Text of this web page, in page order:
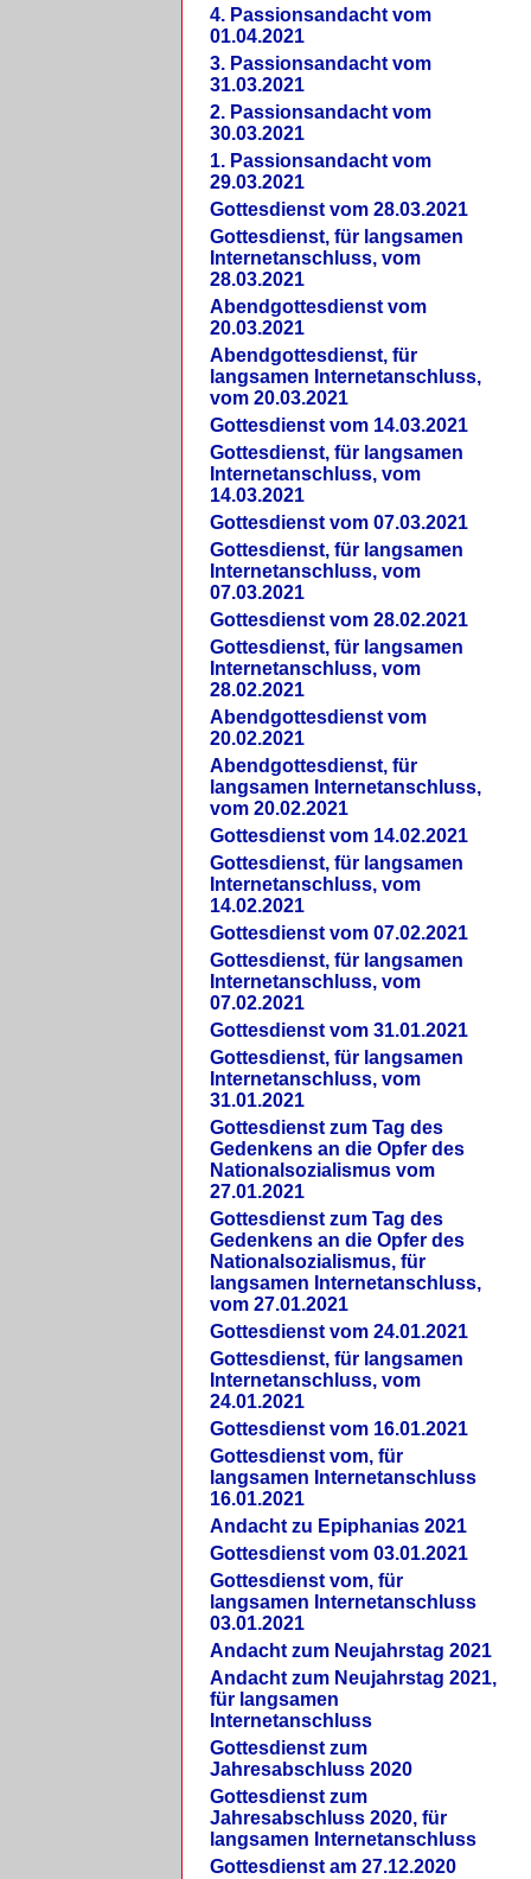
4. Passionsandacht vom
01.04.2021
3. Passionsandacht vom
31.03.2021
2. Passionsandacht vom
30.03.2021
1. Passionsandacht vom
29.03.2021
Gottesdienst vom 28.03.2021
Gottesdienst, für langsamen
Internetanschluss, vom
28.03.2021
Abendgottesdienst vom
20.03.2021
Abendgottesdienst, für
langsamen Internetanschluss,
vom 20.03.2021
Gottesdienst vom 14.03.2021
Gottesdienst, für langsamen
Internetanschluss, vom
14.03.2021
Gottesdienst vom 07.03.2021
Gottesdienst, für langsamen
Internetanschluss, vom
07.03.2021
Gottesdienst vom 28.02.2021
Gottesdienst, für langsamen
Internetanschluss, vom
28.02.2021
Abendgottesdienst vom
20.02.2021
Abendgottesdienst, für
langsamen Internetanschluss,
vom 20.02.2021
Gottesdienst vom 14.02.2021
Gottesdienst, für langsamen
Internetanschluss, vom
14.02.2021
Gottesdienst vom 07.02.2021
Gottesdienst, für langsamen
Internetanschluss, vom
07.02.2021
Gottesdienst vom 31.01.2021
Gottesdienst, für langsamen
Internetanschluss, vom
31.01.2021
Gottesdienst zum Tag des
Gedenkens an die Opfer des
Nationalsozialismus vom
27.01.2021
Gottesdienst zum Tag des
Gedenkens an die Opfer des
Nationalsozialismus, für
langsamen Internetanschluss,
vom 27.01.2021
Gottesdienst vom 24.01.2021
Gottesdienst, für langsamen
Internetanschluss, vom
24.01.2021
Gottesdienst vom 16.01.2021
Gottesdienst vom, für
langsamen Internetanschluss
16.01.2021
Andacht zu Epiphanias 2021
Gottesdienst vom 03.01.2021
Gottesdienst vom, für
langsamen Internetanschluss
03.01.2021
Andacht zum Neujahrstag 2021
Andacht zum Neujahrstag 2021,
für langsamen
Internetanschluss
Gottesdienst zum
Jahresabschluss 2020
Gottesdienst zum
Jahresabschluss 2020, für
langsamen Internetanschluss
Gottesdienst am 27.12.2020